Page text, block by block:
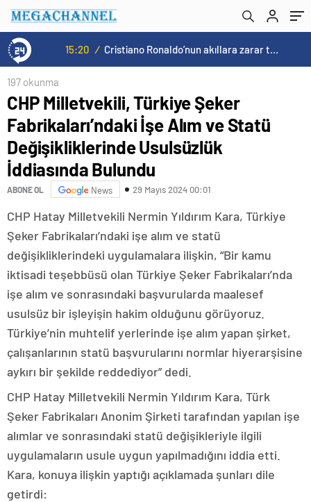
/ Cristiano Ronaldo’nun akıllara zarar tüm kariyerinin istatistiğini çıkardık !
Değişikliklerinde Usulsüzlük İddiasında
Bulundu
197 okunma
CHP Milletvekili, Türkiye Şeker
Fabrikaları’ndaki İşe Alım ve Statü
Değişikliklerinde Usulsüzlük
İddiasında Bulundu
ABONE OL News 29 Mayıs 2024 00:01
CHP Hatay Milletvekili Nermin Yıldırım Kara, Türkiye
Şeker Fabrikaları’ndaki işe alım ve statü
değişikliklerindeki uygulamalara ilişkin, “Bir kamu
iktisadi teşebbüsü olan Türkiye Şeker Fabrikaları’nda
işe alım ve sonrasındaki başvurularda maalesef
usulsüz bir işleyişin hakim olduğunu görüyoruz.
Türkiye’nin muhtelif yerlerinde işe alım yapan şirket,
çalışanlarının statü başvurularını normlar hiyerarşisine
aykırı bir şekilde reddediyor” dedi.
CHP Hatay Milletvekili Nermin Yıldırım Kara, Türk
Şeker Fabrikaları Anonim Şirketi tarafından yapılan işe
alımlar ve sonrasındaki statü değişikleriyle ilgili
uygulamaların usule uygun yapılmadığını iddia etti.
Kara, konuya ilişkin yaptığı açıklamada şunları dile
getirdi: